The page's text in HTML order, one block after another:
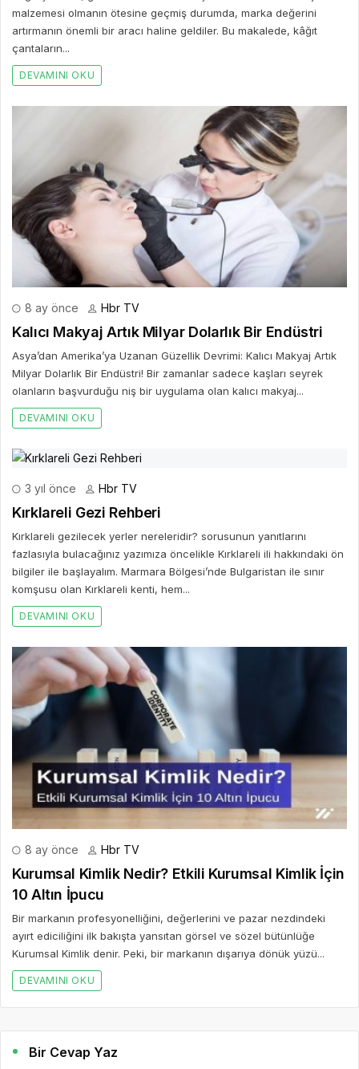
malzemesi olmanın ötesine geçmiş durumda, marka değerini
artırmanın önemli bir aracı haline geldiler. Bu makalede, kâğıt
çantaların...
DEVAMINI OKU
8 ay önce Hbr TV
Kalıcı Makyaj Artık Milyar Dolarlık Bir Endüstri
Asya’dan Amerika’ya Uzanan Güzellik Devrimi: Kalıcı Makyaj Artık
Milyar Dolarlık Bir Endüstri! Bir zamanlar sadece kaşları seyrek
olanların başvurduğu niş bir uygulama olan kalıcı makyaj...
DEVAMINI OKU
3 yıl önce Hbr TV
Kırklareli Gezi Rehberi
Kırklareli gezilecek yerler nereleridir? sorusunun yanıtlarını
fazlasıyla bulacağınız yazımıza öncelikle Kırklareli ili hakkındaki ön
bilgiler ile başlayalım. Marmara Bölgesi’nde Bulgaristan ile sınır
komşusu olan Kırklareli kenti, hem...
DEVAMINI OKU
8 ay önce Hbr TV
Kurumsal Kimlik Nedir? Etkili Kurumsal Kimlik İçin
10 Altın İpucu
Bir markanın profesyonelliğini, değerlerini ve pazar nezdindeki
ayırt ediciliğini ilk bakışta yansıtan görsel ve sözel bütünlüğe
Kurumsal Kimlik denir. Peki, bir markanın dışarıya dönük yüzü...
DEVAMINI OKU
Bir Cevap Yaz